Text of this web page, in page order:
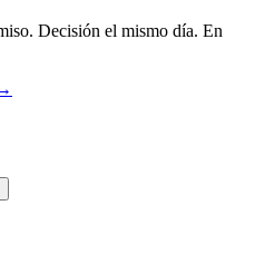
Decisión el mismo día. En